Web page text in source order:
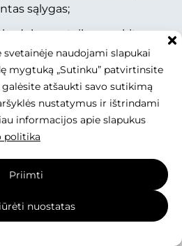
naudojami slapukai
mygtuką „Sutinku” patvirtinsite
atšaukti savo sutikimą
nustatymus ir ištrindami
informacijos apie slapukus
politika
Priimti
nuostatas
sąlygas;
ar taikomos kitos
pagal Reglamentą;
išreikštą duomenų
dėl duomenų perdavimo už
PRIVATUMO POLITIKA.
PAREIGŪNAS
duomenų apsaugos
apsaugos pareigūnu
paštu